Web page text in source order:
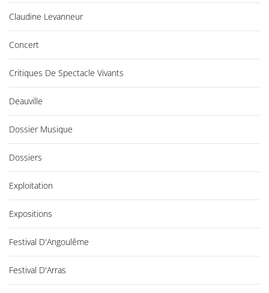
Claudine Levanneur
Concert
Critiques De Spectacle Vivants
Deauville
Dossier Musique
Dossiers
Exploitation
Expositions
Festival D'Angoulême
Festival D'Arras